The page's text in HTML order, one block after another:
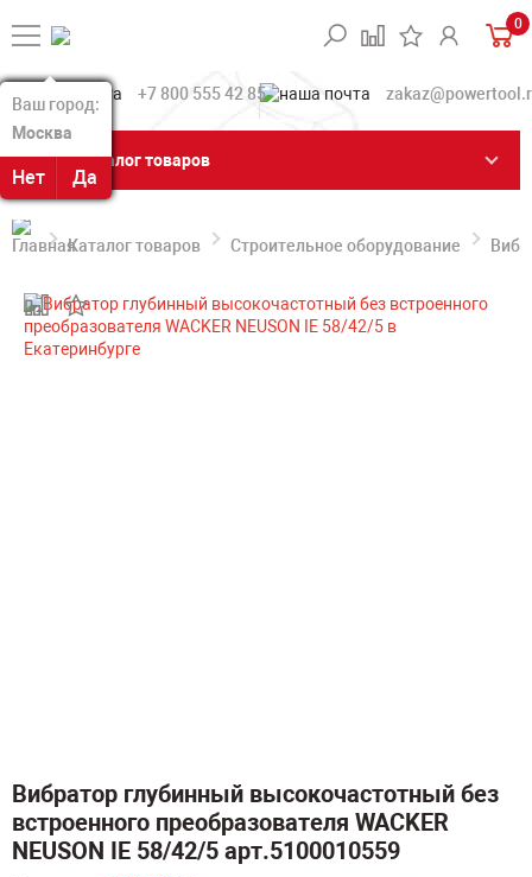
Ваш город:
Москва
Нет Да
Ваш город:
Москва
Нет Да
0
+7 800 555 42 85
Каталог товаров
Каталог товаров Строительное оборудование
Вибратор глубинный высокочастотный без
встроенного преобразователя WACKER
NEUSON IE 58/42/5 арт.5100010559